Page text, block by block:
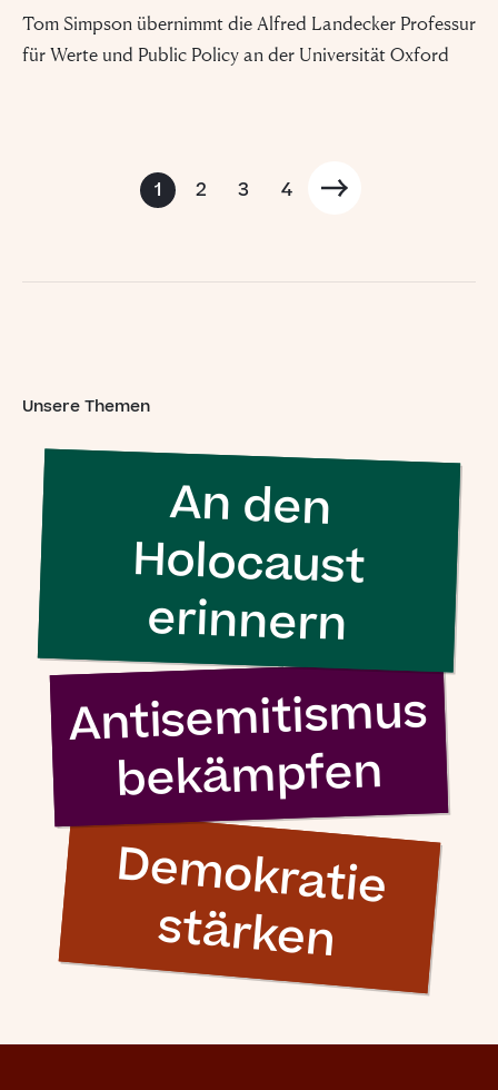
Tom Simpson übernimmt die Alfred Landecker Professur
für Werte und Public Policy an der Universität Oxford
1 2 3 4
Unsere Themen
An den
Holocaust
erinnern
Antisemitismus
bekämpfen
D
e
m
o
k
ra
tie
stä
rk
e
n